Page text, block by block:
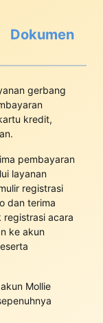
Dokumen
gerbang
kredit,
pembayaran
layanan
registrasi
dan terima
registrasi acara
ke akun
Mollie